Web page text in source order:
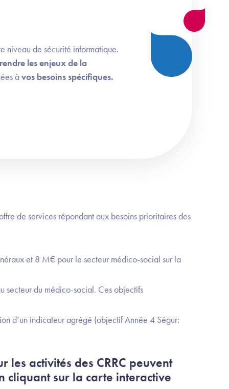
niveau de sécurité informatique.
les enjeux de la
àvos besoins spécifiques.
de services répondant aux besoins prioritaires des
et 8 M€ pour le secteur médico-social sur la
secteur du médico-social. Ces objectifs
d’un indicateur agrégé (objectif Année 4 Ségur:
les activités des CRRC peuvent
cliquant sur la carte interactive